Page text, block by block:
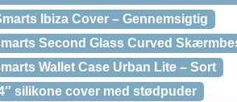
Ibiza Cover – Gennemsigtig
Second Glass Curved
Wallet Case Urban Lite – Sort
silikone cover med stødpuder